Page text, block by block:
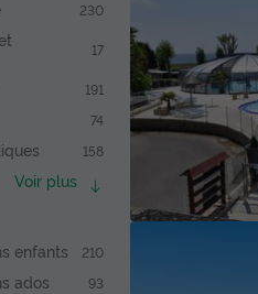
230
17
191
74
158
Voir plus
enfants
210
ados 93